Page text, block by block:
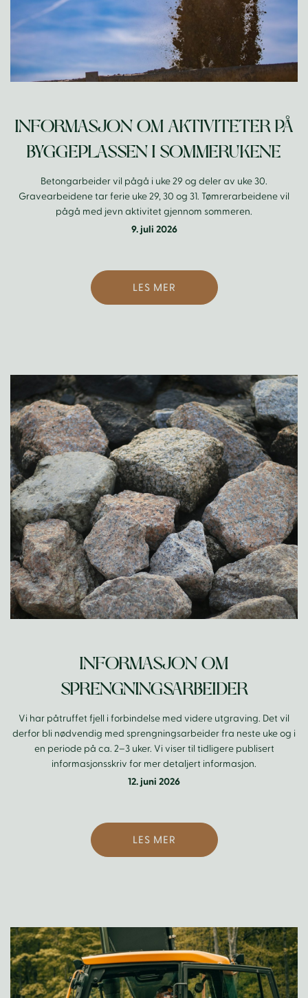
INFORMASJON OM AKTIVITETER PÅ
BYGGEPLASSEN I SOMMERUKENE
Betongarbeider vil pågå i uke 29 og deler av uke 30.
Gravearbeidene tar ferie uke 29, 30 og 31. Tømrerarbeidene vil
pågå med jevn aktivitet gjennom sommeren.
9. juli 2026
LES MER
INFORMASJON OM
SPRENGNINGSARBEIDER
Vi har påtruffet fjell i forbindelse med videre utgraving. Det vil
derfor bli nødvendig med sprengningsarbeider fra neste uke og i
en periode på ca. 2–3 uker. Vi viser til tidligere publisert
informasjonsskriv for mer detaljert informasjon.
12. juni 2026
LES MER